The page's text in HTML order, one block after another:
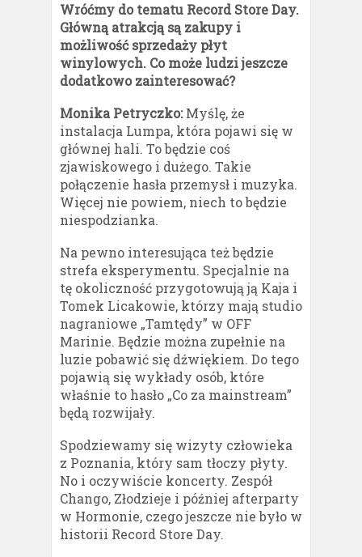
Wróćmy do tematu Record Store Day.
Główną atrakcją są zakupy i
możliwość sprzedaży płyt
winylowych. Co może ludzi jeszcze
dodatkowo zainteresować?
Monika Petryczko:Myślę, że
instalacja Lumpa, która pojawi się w
głównej hali. To będzie coś
zjawiskowego i dużego. Takie
połączenie hasła przemysł i muzyka.
Więcej nie powiem, niech to będzie
niespodzianka.
Na pewno interesująca też będzie
strefa eksperymentu. Specjalnie na
tę okoliczność przygotowują ją Kaja i
Tomek Licakowie, którzy mają studio
nagraniowe „Tamtędy” w OFF
Marinie. Będzie można zupełnie na
luzie pobawić się dźwiękiem. Do tego
pojawią się wykłady osób, które
właśnie to hasło „Co za mainstream”
będą rozwijały.
Spodziewamy się wizyty człowieka
z Poznania, który sam tłoczy płyty.
No i oczywiście koncerty. Zespół
Chango, Złodzieje i później afterparty
w Hormonie, czego jeszcze nie było w
historii Record Store Day.